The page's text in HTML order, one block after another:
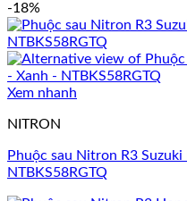
-18%
Xem nhanh
NITRON
Phuộc sau Nitron R3
NTBKS58RGTQ